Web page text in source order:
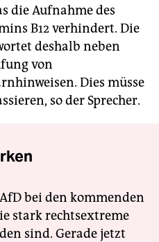
die Aufnahme des
B12 verhindert. Die
deshalb neben
von
Dies müsse
so der Sprecher.
bei den kommenden
stark rechtsextreme
sind. Gerade jetzt